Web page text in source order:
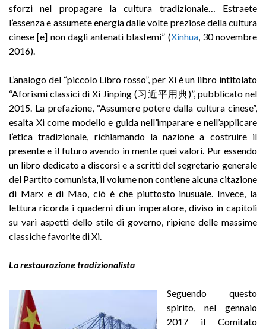
sforzi nel propagare la cultura tradizionale… Estraete
l’essenza e assumete energia dalle volte preziose della cultura
cinese [e] non dagli antenati blasfemi” (Xinhua, 30 novembre
2016).
L’analogo del “piccolo Libro rosso”, per Xi è un libro intitolato
“Aforismi classici di Xi Jinping (习近平用典)”, pubblicato nel
2015. La prefazione, “Assumere potere dalla cultura cinese”,
esalta Xi come modello e guida nell’imparare e nell’applicare
l’etica tradizionale, richiamando la nazione a costruire il
presente e il futuro avendo in mente quei valori. Pur essendo
un libro dedicato a discorsi e a scritti del segretario generale
del Partito comunista, il volume non contiene alcuna citazione
di Marx e di Mao, ciò è che piuttosto inusuale. Invece, la
lettura ricorda i quaderni di un imperatore, diviso in capitoli
su vari aspetti dello stile di governo, ripiene delle massime
classiche favorite di Xi.
La restaurazione tradizionalista
Seguendo questo
spirito, nel gennaio
2017 il Comitato